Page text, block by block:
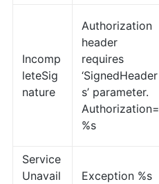
Incomp
leteSig
nature
Authorization
header
requires
‘SignedHeader
s’ parameter.
Authorization=
%s
Service
Unavail
Exception %s